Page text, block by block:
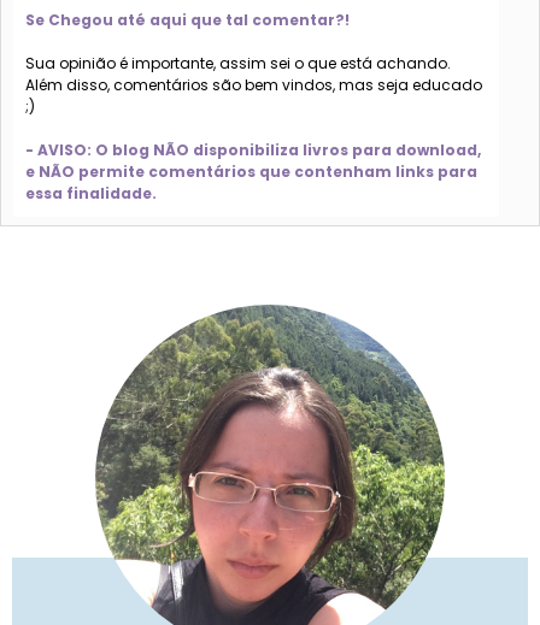
Se Chegou até aqui que tal comentar?!
Sua opinião é importante, assim sei o que está achando.
Além disso, comentários são bem vindos, mas seja educado
;)
- AVISO: O blog NÃO disponibiliza livros para download,
e NÃO permite comentários que contenham links para
essa finalidade.